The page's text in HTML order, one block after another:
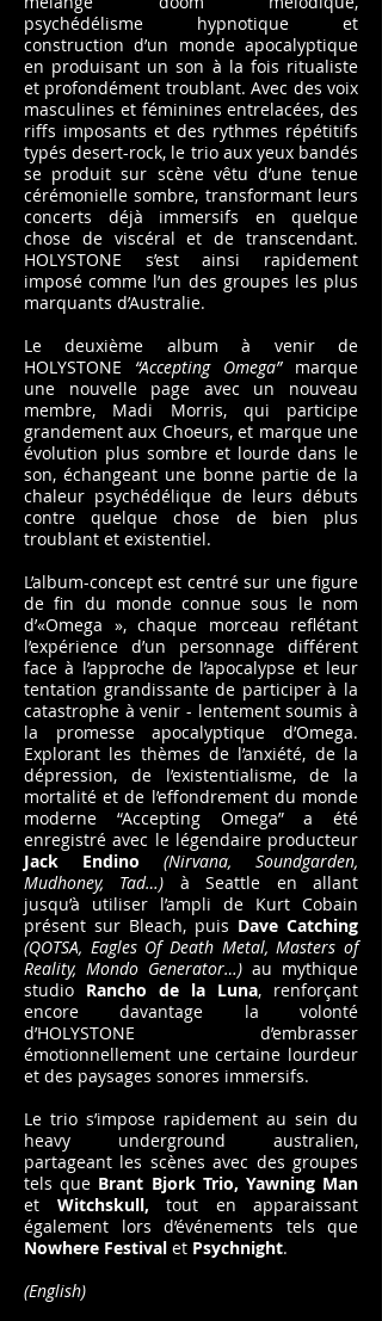
psychédélisme hypnotique et
construction d’un monde apocalyptique
en produisant un son à la fois ritualiste
et profondément troublant. Avec des voix
masculines et féminines entrelacées, des
riffs imposants et des rythmes répétitifs
typés desert-rock, le trio aux yeux bandés
se produit sur scène vêtu d’une tenue
cérémonielle sombre, transformant leurs
concerts déjà immersifs en quelque
chose de viscéral et de transcendant.
HOLYSTONE s’est ainsi rapidement
imposé comme l’un des groupes les plus
marquants d’Australie.
Le deuxième album à venir de
HOLYSTONE “Accepting Omega”marque
une nouvelle page avec un nouveau
membre, Madi Morris, qui participe
grandement aux Choeurs, et marque une
évolution plus sombre et lourde dans le
son, échangeant une bonne partie de la
chaleur psychédélique de leurs débuts
contre quelque chose de bien plus
troublant et existentiel.
L’album-concept est centré sur une figure
de fin du monde connue sous le nom
d’«Omega », chaque morceau reflétant
l’expérience d’un personnage différent
face à l’approche de l’apocalypse et leur
tentation grandissante de participer à la
catastrophe à venir - lentement soumis à
la promesse apocalyptique d’Omega.
Explorant les thèmes de l’anxiété, de la
dépression, de l’existentialisme, de la
mortalité et de l’effondrement du monde
moderne “Accepting Omega” a été
enregistré avec le légendaire producteur
Jack Endino
(Nirvana, Soundgarden,
Mudhoney, Tad…) à Seattle en allant
jusqu’à utiliser l’ampli de Kurt Cobain
présent sur Bleach, puis Dave Catching
(QOTSA, Eagles Of Death Metal, Masters of
Reality, Mondo Generator…) au mythique
studio Rancho de la Luna, renforçant
encore davantage la volonté
d’HOLYSTONE d’embrasser
émotionnellement une certaine lourdeur
et des paysages sonores immersifs.
Le trio s’impose rapidement au sein du
heavy underground australien,
partageant les scènes avec des groupes
tels que Brant Bjork Trio, Yawning Man
et Witchskull, tout en apparaissant
également lors d’événements tels que
Nowhere Festival et Psychnight.
(English)